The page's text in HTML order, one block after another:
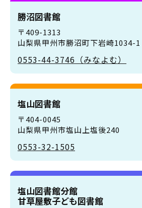
勝沼図書館
〒409-1313
山梨県甲州市勝沼町下岩崎1034-1
0553-44-3746（みなよむ）
塩山図書館
〒404-0045
山梨県甲州市塩山上塩後240
0553-32-1505
塩山図書館分館
甘草屋敷子ども図書館